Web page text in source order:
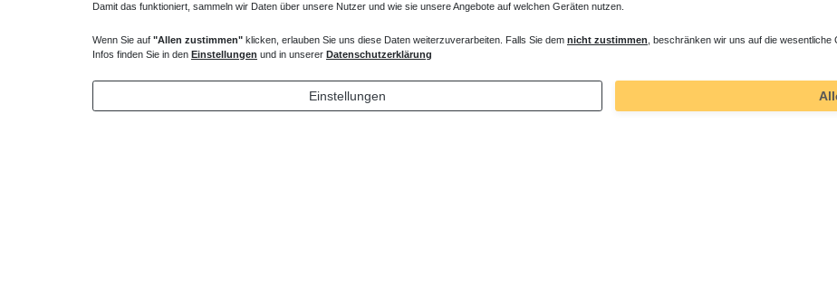
Heizkörper Ventil
135,00 € *
Verlängerter Entlüfter für Heizkörper
43,00 € *
*inkl. ges. MwSt.
Verlängertes Ventil für Heizkörper Konvektor
72,32 € *
Damit das funktioniert, sammeln wir Daten über unsere Nutzer und wie sie unsere Angebote auf welchen Geräten nutzen.
Wenn Sie auf "Allen zustimmen" klicken, erlauben Sie uns diese Daten weiterzuverarbeiten. Falls Sie dem nicht zustimmen , beschränken wir uns auf die
Infos finden Sie in den Einstellungen und in unserer Datenschutzerklärung
Einstellungen